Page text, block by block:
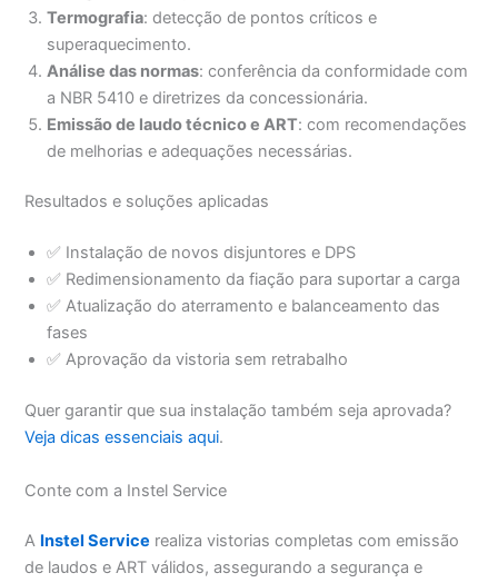
Termografia: detecção de pontos críticos e
superaquecimento.
Análise das normas: conferência da conformidade com
a NBR 5410 e diretrizes da concessionária.
Emissão de laudo técnico e ART: com recomendações
de melhorias e adequações necessárias.
Resultados e soluções aplicadas
✅ Instalação de novos disjuntores e DPS
✅ Redimensionamento da fiação para suportar a carga
✅ Atualização do aterramento e balanceamento das
fases
✅ Aprovação da vistoria sem retrabalho
Quer garantir que sua instalação também seja aprovada?
Veja dicas essenciais aqui.
Conte com a Instel Service
A Instel Service realiza vistorias completas com emissão
de laudos e ART válidos, assegurando a segurança e